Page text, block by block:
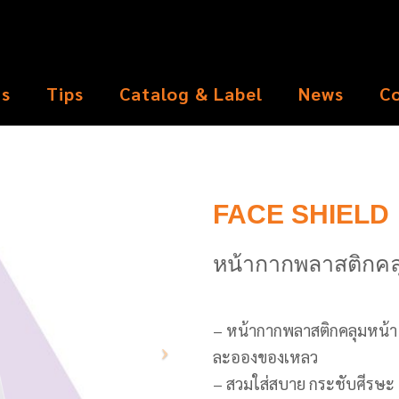
Tips Catalog & Label News
FACE SHIELD
หน้ากากพลาสติกค
– หน้ากากพลาสติกคลุมหน้า
ละอองของเหลว
– สวมใส่สบาย กระชับศีรษ